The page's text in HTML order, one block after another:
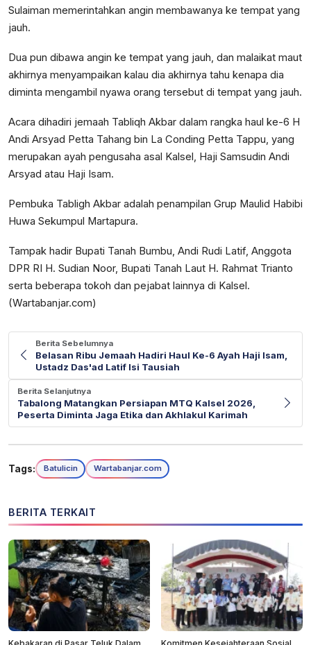
Sulaiman memerintahkan angin membawanya ke tempat yang
jauh.
Dua pun dibawa angin ke tempat yang jauh, dan malaikat maut
akhirnya menyampaikan kalau dia akhirnya tahu kenapa dia
diminta mengambil nyawa orang tersebut di tempat yang jauh.
Acara dihadiri jemaah Tabliqh Akbar dalam rangka haul ke-6 H
Andi Arsyad Petta Tahang bin La Conding Petta Tappu, yang
merupakan ayah pengusaha asal Kalsel, Haji Samsudin Andi
Arsyad atau Haji Isam.
Pembuka Tabligh Akbar adalah penampilan Grup Maulid Habibi
Huwa Sekumpul Martapura.
Tampak hadir Bupati Tanah Bumbu, Andi Rudi Latif, Anggota
DPR RI H. Sudian Noor, Bupati Tanah Laut H. Rahmat Trianto
serta beberapa tokoh dan pejabat lainnya di Kalsel.
(Wartabanjar.com)
Berita Sebelumnya
Belasan Ribu Jemaah Hadiri Haul Ke-6 Ayah Haji Isam,
Ustadz Das'ad Latif Isi Tausiah
Berita Selanjutnya
Tabalong Matangkan Persiapan MTQ Kalsel 2026,
Peserta Diminta Jaga Etika dan Akhlakul Karimah
Tags: Batulicin Wartabanjar.com
BERITA TERKAIT